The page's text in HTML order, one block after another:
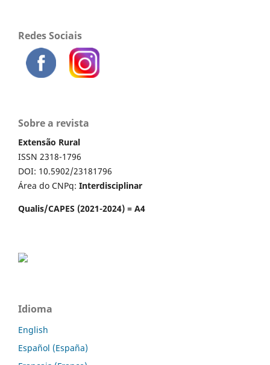
Redes Sociais
Sobre a revista
Extensão Rural
ISSN 2318-1796
DOI: 10.5902/23181796
Área do CNPq: Interdisciplinar
Qualis/CAPES (2021-2024) = A4
Idioma
English
Español (España)